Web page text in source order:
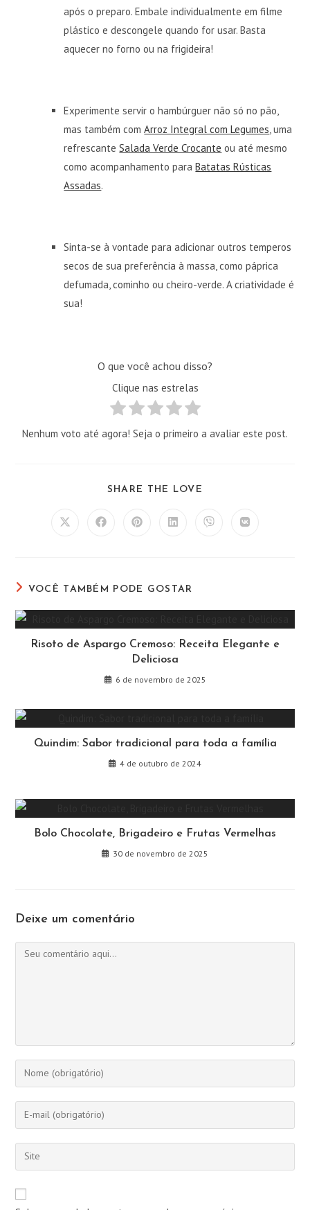
após o preparo. Embale individualmente em filme
plástico e descongele quando for usar. Basta
aquecer no forno ou na frigideira!
Experimente servir o hambúrguer não só no pão,
mas também comArroz Integral com Legumes , uma
refrescanteSalada Verde Crocante ou até mesmo
como acompanhamento paraBatatas Rústicas
Assadas.
Sinta-se à vontade para adicionar outros temperos
secos de sua preferência à massa, como páprica
defumada, cominho ou cheiro-verde. A criatividade é
sua!
O que você achou disso?
Clique nas estrelas
Nenhum voto até agora! Seja o primeiro a avaliar este post.
SHARE THE LOVE
Abre Abre Abre Abre Abre Abre
VOCÊ TAMBÉM PODE GOSTAR
Risoto de Aspargo Cremoso: Receita Elegante e
Deliciosa
6 de novembro de 2025
Quindim: Sabor tradicional para toda a família
4 de outubro de 2024
Bolo Chocolate, Brigadeiro e Frutas Vermelhas
30 de novembro de 2025
Deixe um comentário
Comentário
Digite
seu
nome
ou
de
usuário
para
comentar
Digite
seu
endereço
de
Digite
o
do